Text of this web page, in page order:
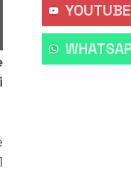
YOUTUBE